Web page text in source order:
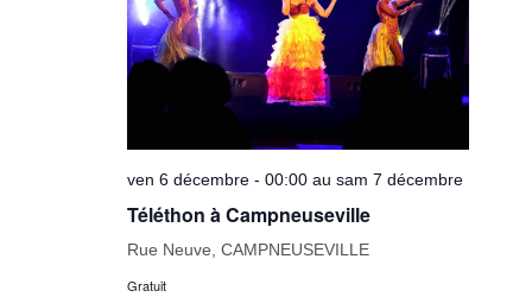
ven 6 décembre - 00:00 au sam 7 décembre
Téléthon à Campneuseville
Rue Neuve, CAMPNEUSEVILLE
Gratuit